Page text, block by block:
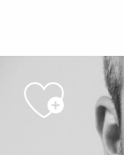
contenu